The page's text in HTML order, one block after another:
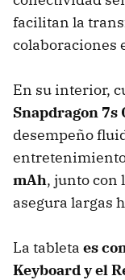
facilitan la
colaboraciones
En su interior,
Snapdragon 7s
desempeño
mAh, junto con
asegura largas
La tableta es
Keyboard y el